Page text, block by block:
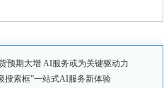
预期大增 AI服务或为关键驱动力
搜索框”一站式AI服务新体验